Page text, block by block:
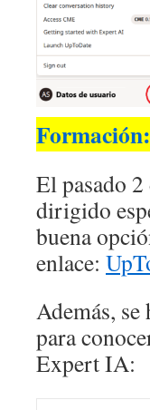
El pasado
dirigido
buena
enlace:
Además,
para
Expert IA: